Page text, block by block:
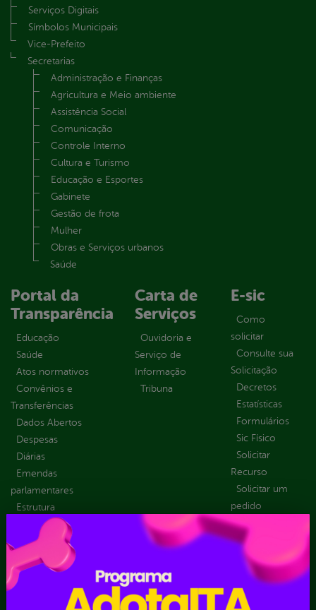
Serviços Digitais
Símbolos Municipais
Vice-Prefeito
Secretarias
Administração e Finanças
Agricultura e Meio ambiente
Assistência Social
Comunicação
Controle Interno
Cultura e Turismo
Educação e Esportes
Gabinete
Gestão de frota
Mulher
Obras e Serviços urbanos
Saúde
Portal da
Transparência
Educação
Saúde
Atos normativos
Convênios e
Transferências
Dados Abertos
Despesas
Diárias
Emendas
parlamentares
Estrutura
Organizacional
Inicio
LGPD e Governo
Digital
Carta de
Serviços
Ouvidoria e
Serviço de
Informação
Tribuna
E-sic
Como
solicitar
Consulte sua
Solicitação
Decretos
Estatísticas
Formulários
Sic Físico
Solicitar
Recurso
Solicitar um
pedido